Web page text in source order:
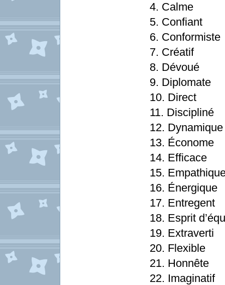
4. Calme
5. Confiant
6. Conformiste
7. Créatif
8. Dévoué
9. Diplomate
10. Direct
11. Discipliné
12. Dynamique
13. Économe
14. Efficace
15.
16. Énergique
17. Entregent
18. Esprit
19. Extraverti
20. Flexible
21. Honnête
22. Imaginatif